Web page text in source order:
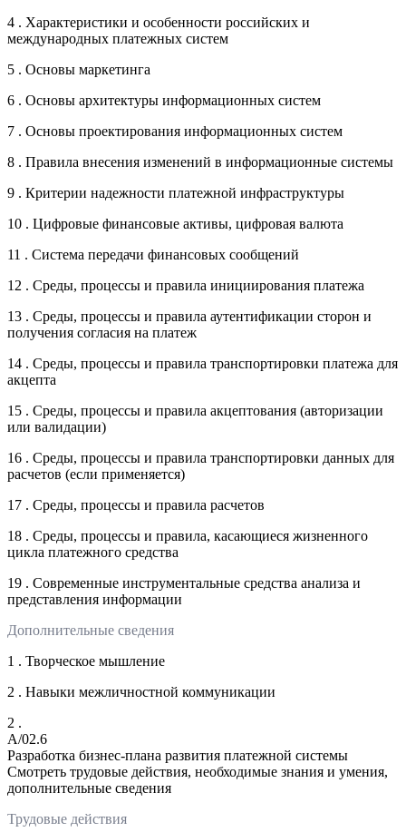
4 . Характеристики и особенности российских и
международных платежных систем
5 . Основы маркетинга
6 . Основы архитектуры информационных систем
7 . Основы проектирования информационных систем
8 . Правила внесения изменений в информационные системы
9 . Критерии надежности платежной инфраструктуры
10 . Цифровые финансовые активы, цифровая валюта
11 . Система передачи финансовых сообщений
12 . Среды, процессы и правила инициирования платежа
13 . Среды, процессы и правила аутентификации сторон и
получения согласия на платеж
14 . Среды, процессы и правила транспортировки платежа для
акцепта
15 . Среды, процессы и правила акцептования (авторизации
или валидации)
16 . Среды, процессы и правила транспортировки данных для
расчетов (если применяется)
17 . Среды, процессы и правила расчетов
18 . Среды, процессы и правила, касающиеся жизненного
цикла платежного средства
19 . Современные инструментальные средства анализа и
представления информации
Дополнительные сведения
1 . Творческое мышление
2 . Навыки межличностной коммуникации
2 .
A/02.6
Разработка бизнес-плана развития платежной системы
Смотреть трудовые действия, необходимые знания и умения,
дополнительные сведения
Трудовые действия